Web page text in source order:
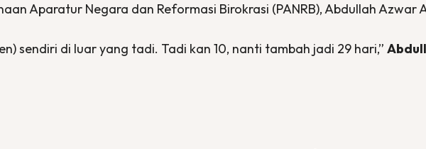
Aparatur Negara dan Reformasi Birokrasi (PANRB), Abdullah Azwar
sendiri di luar yang tadi. Tadi kan 10, nanti tambah jadi 29 hari,”